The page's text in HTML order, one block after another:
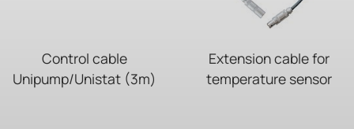
Control cable
Unipump/Unistat (3m)
Extension cable for
temperature sensor